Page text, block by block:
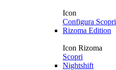
Icon
Configura Scopri
Rizoma Edition
Icon Rizoma
Scopri
Nightshift